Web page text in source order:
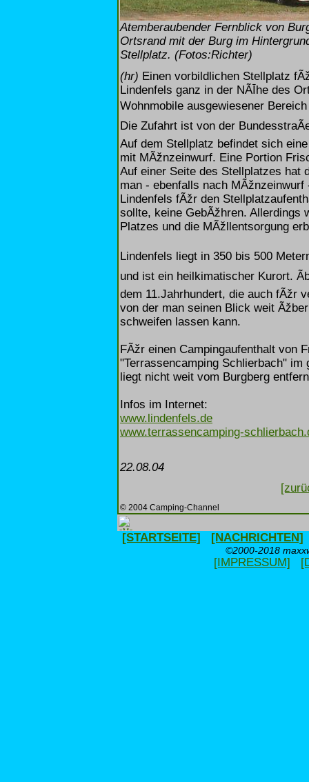
Atemberaubender Fernblick von
Ortsrand mit der Burg im
Stellplatz. (Fotos:Richter)
(hr) Einen vorbildlichen Stellplatz
Lindenfels ganz in der NÃĪhe des
Wohnmobile ausgewiesener
Die Zufahrt ist von der
Auf dem Stellplatz befindet sich
mit MÃžnzeinwurf. Eine Portion
Auf einer Seite des Stellplatzes hat
man - ebenfalls nach
Lindenfels fÃžr den
sollte, keine GebÃžhren. Allerdings
Platzes und die MÃžllentsorgung
Lindenfels liegt in 350 bis 500
und ist ein heilkimatischer Kurort.
dem 11.Jahrhundert, die auch fÃžr
von der man seinen Blick weit
schweifen lassen kann.
FÃžr einen Campingaufenthalt von
"Terrassencamping Schlierbach"
liegt nicht weit vom Burgberg
Infos im Internet:
www.lindenfels.de
www.terrassencamping-
22.08.04
© 2004 Camping-Channel
[STARTSEITE] [NACHRICHTEN]
©2000-2018
[IMPRESSUM]